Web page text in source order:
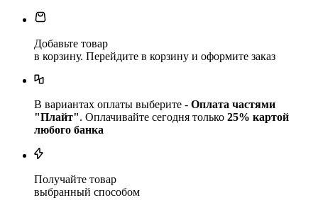
Добавьте товар
в корзину. Перейдите в корзину и оформите заказ
В вариантах оплаты выберите - Оплата частями
"Плайт". Оплачивайте сегодня только 25% картой
любого банка
Получайте товар
выбранный способом